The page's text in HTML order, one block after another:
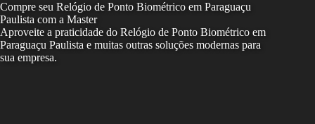
Compre seu Relógio de Ponto Biométrico em Paraguaçu
Paulista com a Master
Aproveite a praticidade do Relógio de Ponto Biométrico em
Paraguaçu Paulista e muitas outras soluções modernas para
sua empresa.